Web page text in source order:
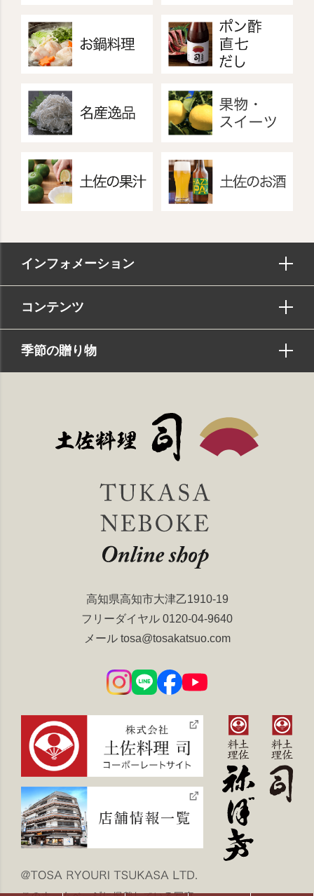
インフォメーション
コンテンツ
季節の贈り物
高知県高知市大津乙1910-19
フリーダイヤル 0120-04-9640
メール tosa@tosakatsuo.com